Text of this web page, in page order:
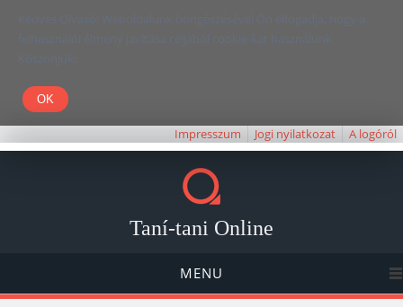
Kedves Olvasó! Weboldalunk böngészésével Ön elfogadja, hogy a
felhasználói élmény javítása céljából cookie-kat használunk.
Köszönjük!
Impresszum Jogi nyilatkozat A logóról
Taní-tani Online
MENU